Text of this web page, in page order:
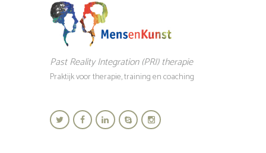
Past Reality Integration (PRI) therapie
Praktijk voor therapie, training en coaching